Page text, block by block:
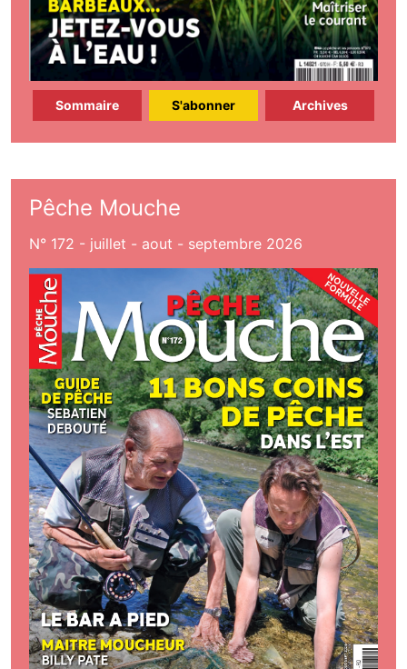
Sommaire S'abonner Archives
Pêche Mouche
N° 172 - juillet - aout - septembre 2026